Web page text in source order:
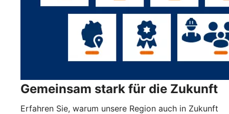
Gemeinsam stark für die Zukunft
Erfahren Sie, warum unsere Region auch in Zukunft